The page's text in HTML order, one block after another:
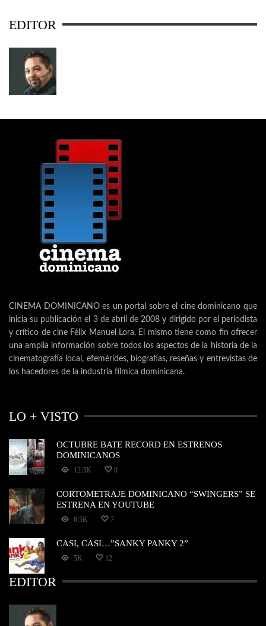
EDITOR
CINEMA DOMINICANO es un portal sobre el cine dominicano que
inicia su publicación el 3 de abril de 2008 y dirigido por el periodista
y crítico de cine Félix Manuel Lora. El mismo tiene como fin ofrecer
una amplia información sobre todos los aspectos de la historia de la
cinematografía local, efemérides, biografías, reseñas y entrevistas de
los hacedores de la industria fílmica dominicana.
LO + VISTO
OCTUBRE BATE RECORD EN ESTRENOS
DOMINICANOS
12.3K 0
CORTOMETRAJE DOMINICANO “SWINGERS” SE
ESTRENA EN YOUTUBE
6.5K 7
CASI, CASI…”SANKY PANKY 2”
5K 12
EDITOR